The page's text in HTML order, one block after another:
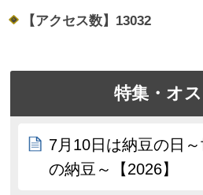
【アクセス数】 13032
特集・オ
7月10日は納豆の日
の納豆～【2026】